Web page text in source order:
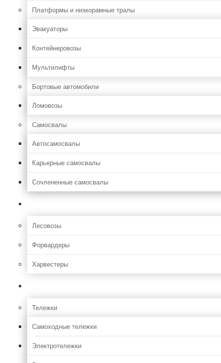
Платформы и низкорамные тралы
Эвакуаторы
Контейнеровозы
Мультилифты
Бортовые автомобили
Ломовозы
Самосвалы
Автосамосвалы
Карьерные самосвалы
Сочлененные самосвалы
Лесовозы
Форвардеры
Харвестеры
Тележки
Самоходные тележки
Электротележки